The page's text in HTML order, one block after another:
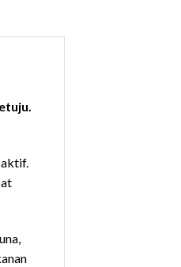
aktif.